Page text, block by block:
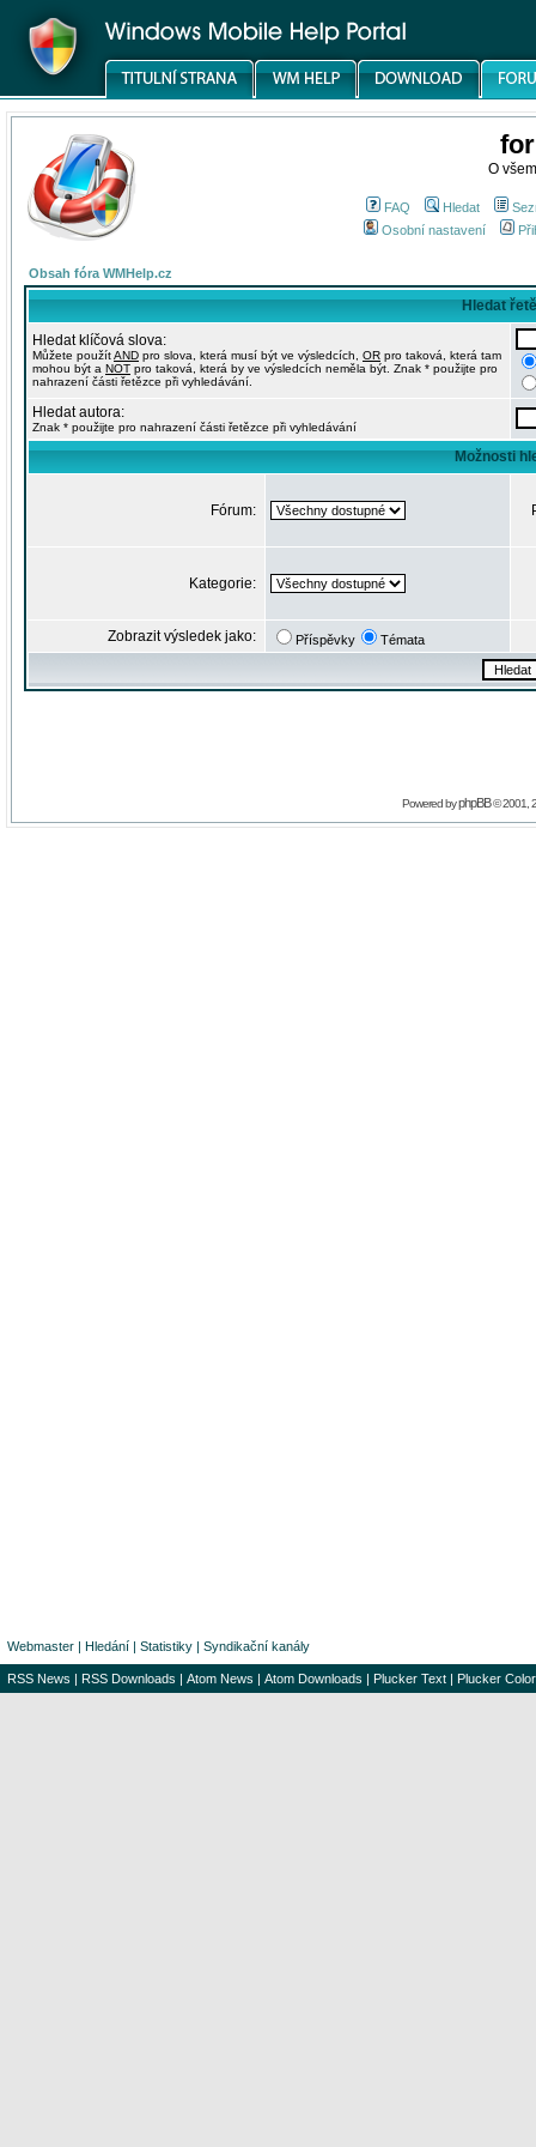
O
FAQ Hledat
Osobní nastavení
Obsah fóra WMHelp.cz
Hledat
Hledat klíčová slova:
Můžete použítAND pro slova, která musí být ve výsledcích, OR pro taková, která tam
mohou být a NOT pro taková, která by ve výsledcích neměla být. Znak * použijte pro
nahrazení části řetězce při vyhledávání.
Hledat autora:
Znak * použijte pro nahrazení části řetězce při vyhledávání
Možnosti
Fórum:
Kategorie:
Zobrazit výsledek jako: Příspěvky Témata
Powered byphpBB© 2001,
Webmaster | Hledání | Statistiky | Syndikační kanály
RSS News | RSS Downloads | Atom News | Atom Downloads | Plucker Text | Plucker Color